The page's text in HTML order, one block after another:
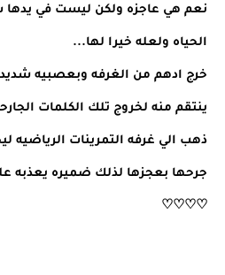
نعم هي عاجزه ولكن ليست في يدها
الحياه ولعله خيرا لها...
خرج ادهم من الغرفه وبعصبيه
ينتقم منه لخروج تلك الكلمات
ذهب الي غرفه التمرينات الرياضيه
جرحها بعجزها لذلك ضميره يعذبه
♡♡♡♡